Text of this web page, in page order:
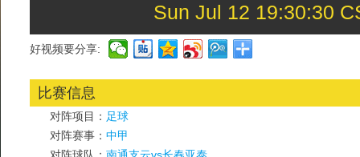
Sun Jul 12 19:30:30
好视频要分享:
比赛信息
对阵项目： 足球
对阵赛事： 中甲